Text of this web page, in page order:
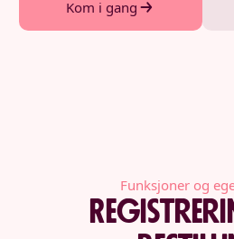
Kom i gang
Funksjoner og